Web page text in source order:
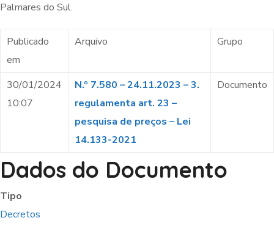
Palmares do Sul.
Publicado
em
Arquivo Grupo
30/01/2024
10:07
N.º 7.580 – 24.11.2023 – 3.
regulamenta art. 23 –
pesquisa de preços – Lei
14.133-2021
Documento
Dados do Documento
Tipo
Decretos